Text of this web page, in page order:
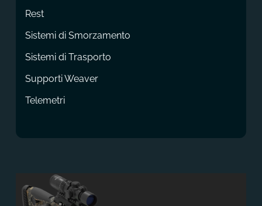
Rest
Sistemi di Smorzamento
Sistemi di Trasporto
Supporti Weaver
Telemetri